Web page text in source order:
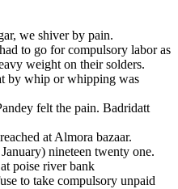
we shiver by pain.
to go for compulsory labor as
weight on their solders.
by whip or whipping was
felt the pain. Badridatt
at Almora bazaar.
nineteen twenty one.
poise river bank
to take compulsory unpaid